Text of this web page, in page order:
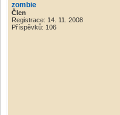
zombie
Člen
Registrace: 14. 11. 2008
Příspěvků: 106